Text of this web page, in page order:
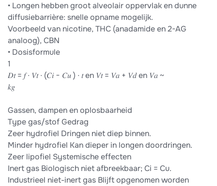
• Longen hebben groot alveolair oppervlak en dunne
diffusiebarrière: snelle opname mogelijk.
Voorbeeld van nicotine, THC (anadamide en 2-AG
analoog), CBN
• Dosisformule
1
𝐷𝑡 = 𝑓 ∙ 𝑉𝑡 ∙ (𝐶𝑖 − 𝐶𝑢 ) ∙ 𝑡 en 𝑉𝑡 = 𝑉𝑎 + 𝑉𝑑 en 𝑉𝑎 ~
𝑘𝑔
Gassen, dampen en oplosbaarheid
Type gas/stof Gedrag
Zeer hydrofiel Dringen niet diep binnen.
Minder hydrofiel Kan dieper in longen doordringen.
Zeer lipofiel Systemische effecten
Inert gas Biologisch niet afbreekbaar; Ci = Cu.
Industrieel niet-inert gas Blijft opgenomen worden